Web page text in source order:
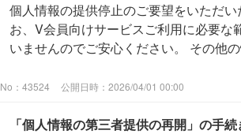
個人情報の提供停止のご要望をいただ
お、V会員向けサービスご利用に必要
いませんのでご安心ください。 その他
No：43524 公開日時：2026/04/01 00:00
「個人情報の第三者提供の再開」の手